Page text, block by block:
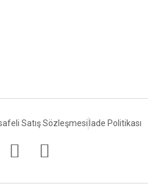
Satış Sözleşmesiİade Politikası